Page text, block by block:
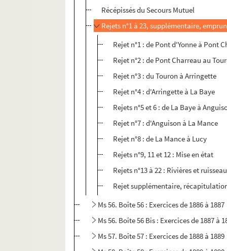
Récépissés du Secours Mutuel
Rejets n°1 à 23, supplémentaire,
Rejet n°1 : de Pont d'Yonne à Pont
Rejet n°2 : de Pont Charreau au
Rejet n°3 : du Touron à Arringette
Rejet n°4 : d'Arringette à La Baye
Rejets n°5 et 6 : de La Baye à
Rejet n°7 : d'Anguison à La Mance
Rejet n°8 : de La Mance à Lucy
Rejets n°9, 11 et 12 : Mise en état
Rejets n°13 à 22 : Rivières et
Rejet supplémentaire,
Ms 56. Boîte 56 : Exercices de 1886 à 1887
Ms 56. Boîte 56 Bis : Exercices de 1887 à
Ms 57. Boîte 57 : Exercices de 1888 à 1889